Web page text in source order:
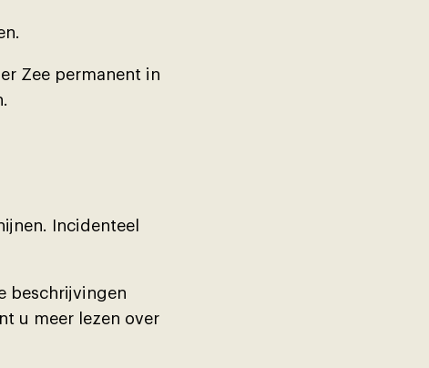
Zee permanent in
Incidenteel
beschrĳvingen
u meer lezen over